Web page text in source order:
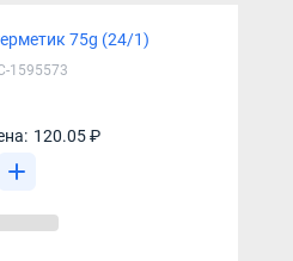
75g (24/1)
1595573
120.05 ₽